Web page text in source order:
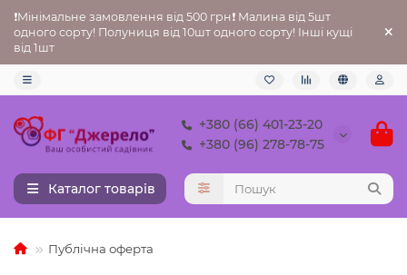
❗Мінімальне замовлення від 500 грн❗ Малина від 5шт
одного сорту! Полуниця від 10шт одного сорту! Інші кущі
від 1шт
+380 (66) 401-23-20
+380 (96) 278-78-75
Каталог товарів
Публічна оферта